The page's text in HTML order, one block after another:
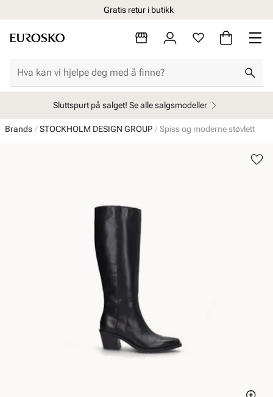
Gratis retur i butikk
Sluttspurt på salget! Se alle salgsmodeller
Brands STOCKHOLM DESIGN GROUP Spiss og moderne støvlett